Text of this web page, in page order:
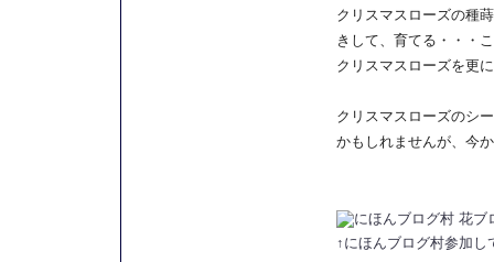
クリスマスローズの種
きして、育てる・・・
クリスマスローズを更
クリスマスローズのシ
かもしれませんが、今
↑にほんブログ村参加し